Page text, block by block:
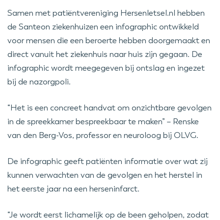
Samen met patiëntvereniging Hersenletsel.nl hebben
de Santeon ziekenhuizen een infographic ontwikkeld
voor mensen die een beroerte hebben doorgemaakt en
direct vanuit het ziekenhuis naar huis zijn gegaan. De
infographic wordt meegegeven bij ontslag en ingezet
bij de nazorgpoli.
“Het is een concreet handvat om onzichtbare gevolgen
in de spreekkamer bespreekbaar te maken” – Renske
van den Berg-Vos, professor en neuroloog bij OLVG.
De infographic geeft patiënten informatie over wat zij
kunnen verwachten van de gevolgen en het herstel in
het eerste jaar na een herseninfarct.
“Je wordt eerst lichamelijk op de been geholpen, zodat